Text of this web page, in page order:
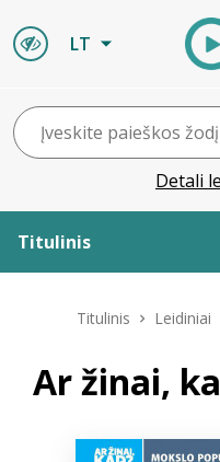
LT
Detali
Titulinis
Leidiniai
Titulinis Leidiniai
Ar žinai,